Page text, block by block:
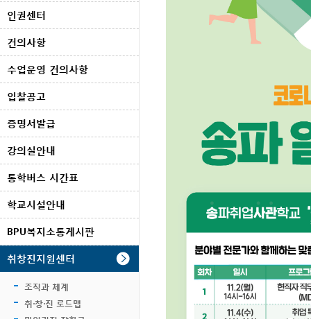
인권센터
건의사항
수업운영 건의사항
입찰공고
증명서발급
강의실안내
통학버스 시간표
학교시설안내
BPU복지소통게시판
취창진지원센터
조직과 체계
취·창·진 로드맵